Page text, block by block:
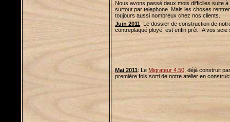
Nous avons passé deux mois difficlies suite
surtout par telephone. Mais les choses
toujours aussi nombreux chez nos clients.
Juin 2011: Le dossier de construction de
contreplaqué ployé, est enfin prêt ! A vos scie
Mai 2011: Le Migrateur 4.50 , déjà construit
première fois sorti de notre atelier en